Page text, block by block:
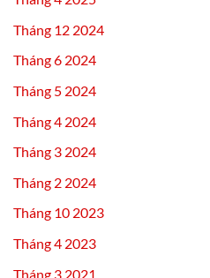
Tháng 12 2024
Tháng 6 2024
Tháng 5 2024
Tháng 4 2024
Tháng 3 2024
Tháng 2 2024
Tháng 10 2023
Tháng 4 2023
Tháng 3 2021